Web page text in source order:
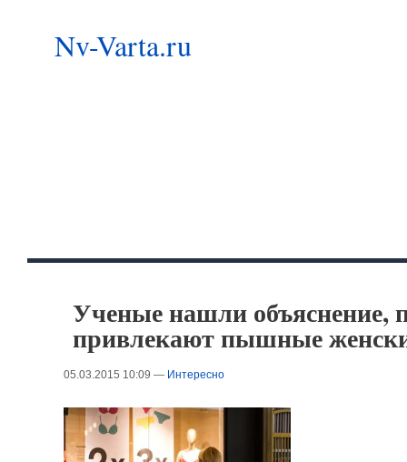
Nv-Varta.ru
Ученые нашли объяснение,
привлекают пышные
05.03.2015 10:09 — Интересно